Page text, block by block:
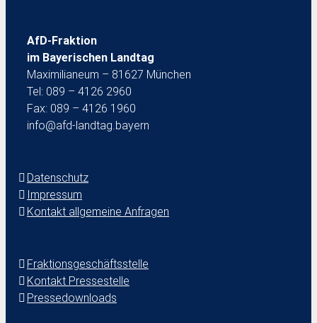
AfD-Fraktion
im Bayerischen Landtag
Maximilianeum – 81627 München
Tel: 089 – 4126 2960
Fax: 089 – 4126 1960
info@afd-landtag.bayern
Datenschutz
Impressum
Kontakt allgemeine Anfragen
Fraktionsgeschäftsstelle
Kontakt Pressestelle
Pressedownloads